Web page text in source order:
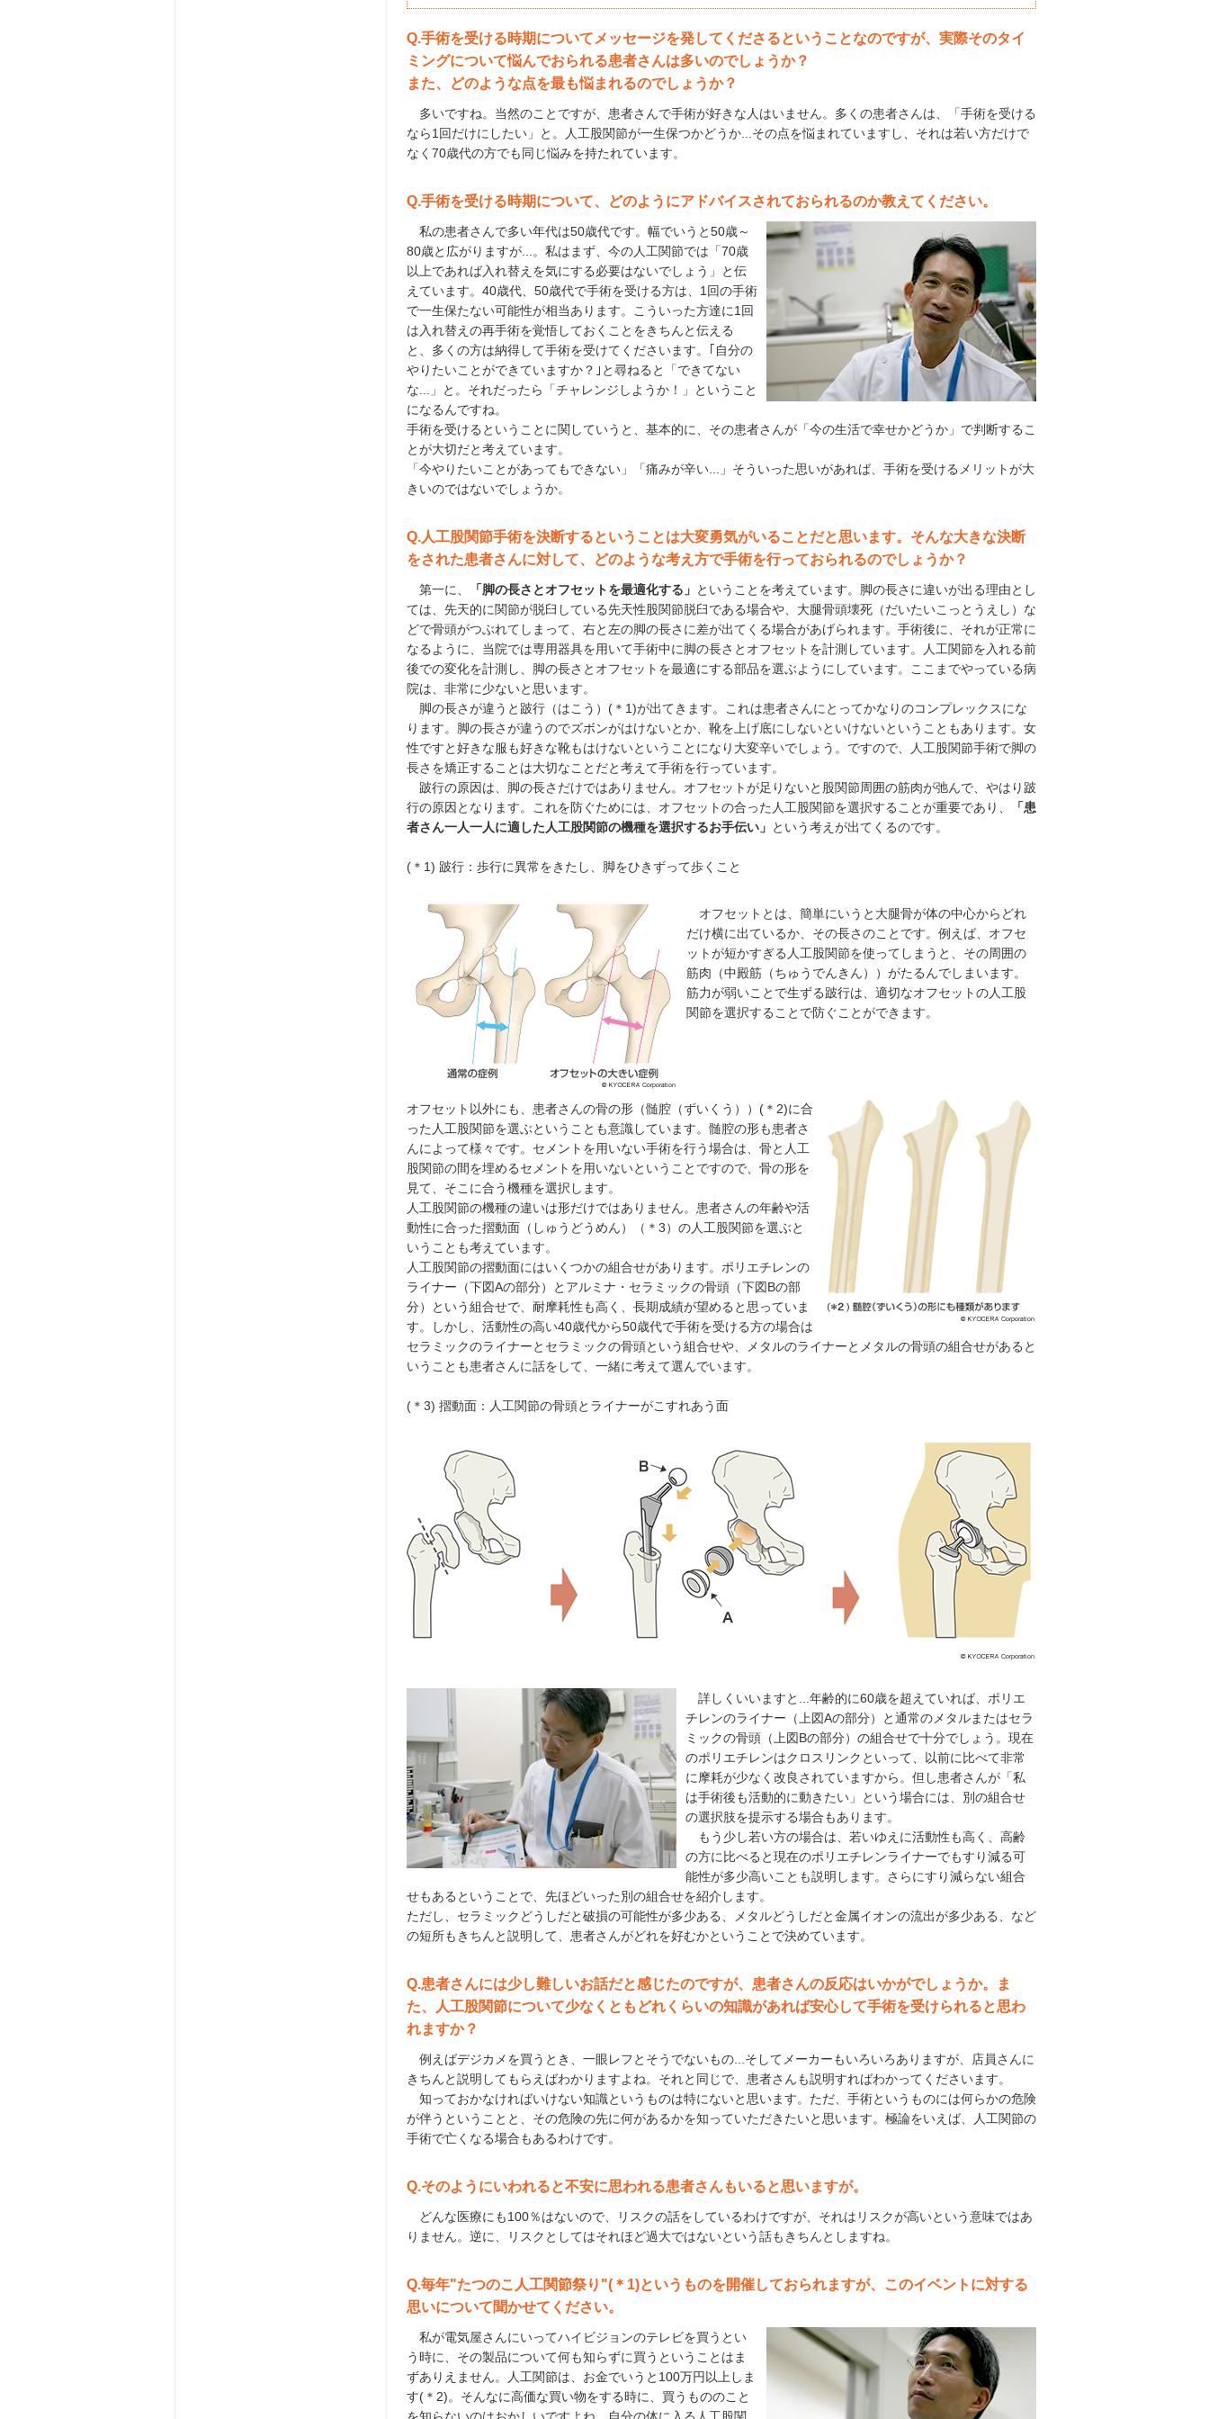
Q.手術を受ける時期についてメッセージを発してくださるということなのですが、実際そのタイ
ミングについて悩んでおられる患者さんは多いのでしょうか？
また、どのような点を最も悩まれるのでしょうか？
多いですね。当然のことですが、患者さんで手術が好きな人はいません。多くの患者さんは、「手術を受ける
なら1回だけにしたい」と。人工股関節が一生保つかどうか...その点を悩まれていますし、それは若い方だけで
なく70歳代の方でも同じ悩みを持たれています。
Q.手術を受ける時期について、どのようにアドバイスされておられるのか教えてください。
私の患者さんで多い年代は50歳代です。幅でいうと50歳～
80歳と広がりますが...。私はまず、今の人工関節では「70歳
以上であれば入れ替えを気にする必要はないでしょう」と伝
えています。40歳代、50歳代で手術を受ける方は、1回の手術
で一生保たない可能性が相当あります。こういった方達に1回
は入れ替えの再手術を覚悟しておくことをきちんと伝える
と、多くの方は納得して手術を受けてくださいます。｢自分の
やりたいことができていますか？｣と尋ねると「できてない
な...」と。それだったら「チャレンジしようか！」ということ
になるんですね。
手術を受けるということに関していうと、基本的に、その患者さんが「今の生活で幸せかどうか」で判断するこ
とが大切だと考えています。
「今やりたいことがあってもできない」「痛みが辛い...」そういった思いがあれば、手術を受けるメリットが大
きいのではないでしょうか。
Q.人工股関節手術を決断するということは大変勇気がいることだと思います。そんな大きな決断
をされた患者さんに対して、どのような考え方で手術を行っておられるのでしょうか？
第一に、 「脚の長さとオフセットを最適化する」 ということを考えています。脚の長さに違いが出る理由とし
ては、先天的に関節が脱臼している先天性股関節脱臼である場合や、大腿骨頭壊死（だいたいこっとうえし）な
どで骨頭がつぶれてしまって、右と左の脚の長さに差が出てくる場合があげられます。手術後に、それが正常に
なるように、当院では専用器具を用いて手術中に脚の長さとオフセットを計測しています。人工関節を入れる前
後での変化を計測し、脚の長さとオフセットを最適にする部品を選ぶようにしています。ここまでやっている病
院は、非常に少ないと思います。
脚の長さが違うと跛行（はこう）(＊1)が出てきます。これは患者さんにとってかなりのコンプレックスにな
ります。脚の長さが違うのでズボンがはけないとか、靴を上げ底にしないといけないということもあります。女
性ですと好きな服も好きな靴もはけないということになり大変辛いでしょう。ですので、人工股関節手術で脚の
長さを矯正することは大切なことだと考えて手術を行っています。
跛行の原因は、脚の長さだけではありません。オフセットが足りないと股関節周囲の筋肉が弛んで、やはり跛
行の原因となります。これを防ぐためには、オフセットの合った人工股関節を選択することが重要であり、
「患
者さん一人一人に適した人工股関節の機種を選択するお手伝い」 という考えが出てくるのです。
(＊1) 跛行：歩行に異常をきたし、脚をひきずって歩くこと
オフセットとは、簡単にいうと大腿骨が体の中心からどれ
だけ横に出ているか、その長さのことです。例えば、オフセ
ットが短かすぎる人工股関節を使ってしまうと、その周囲の
筋肉（中殿筋（ちゅうでんきん））がたるんでしまいます。
筋力が弱いことで生ずる跛行は、適切なオフセットの人工股
関節を選択することで防ぐことができます。
オフセット以外にも、患者さんの骨の形（髄腔（ずいくう））(＊2)に合
った人工股関節を選ぶということも意識しています。髄腔の形も患者さ
んによって様々です。セメントを用いない手術を行う場合は、骨と人工
股関節の間を埋めるセメントを用いないということですので、骨の形を
見て、そこに合う機種を選択します。
人工股関節の機種の違いは形だけではありません。患者さんの年齢や活
動性に合った摺動面（しゅうどうめん）（＊3）の人工股関節を選ぶと
いうことも考えています。
人工股関節の摺動面にはいくつかの組合せがあります。ポリエチレンの
ライナー（下図Aの部分）とアルミナ・セラミックの骨頭（下図Bの部
分）という組合せで、耐摩耗性も高く、長期成績が望めると思っていま
す。しかし、活動性の高い40歳代から50歳代で手術を受ける方の場合は
セラミックのライナーとセラミックの骨頭という組合せや、メタルのライナーとメタルの骨頭の組合せがあると
いうことも患者さんに話をして、一緒に考えて選んでいます。
(＊3) 摺動面：人工関節の骨頭とライナーがこすれあう面
詳しくいいますと...年齢的に60歳を超えていれば、ポリエ
チレンのライナー（上図Aの部分）と通常のメタルまたはセラ
ミックの骨頭（上図Bの部分）の組合せで十分でしょう。現在
のポリエチレンはクロスリンクといって、以前に比べて非常
に摩耗が少なく改良されていますから。但し患者さんが「私
は手術後も活動的に動きたい」という場合には、別の組合せ
の選択肢を提示する場合もあります。
もう少し若い方の場合は、若いゆえに活動性も高く、高齢
の方に比べると現在のポリエチレンライナーでもすり減る可
能性が多少高いことも説明します。さらにすり減らない組合
せもあるということで、先ほどいった別の組合せを紹介します。
ただし、セラミックどうしだと破損の可能性が多少ある、メタルどうしだと金属イオンの流出が多少ある、など
の短所もきちんと説明して、患者さんがどれを好むかということで決めています。
Q.患者さんには少し難しいお話だと感じたのですが、患者さんの反応はいかがでしょうか。ま
た、人工股関節について少なくともどれくらいの知識があれば安心して手術を受けられると思わ
れますか？
例えばデジカメを買うとき、一眼レフとそうでないもの...そしてメーカーもいろいろありますが、店員さんに
きちんと説明してもらえばわかりますよね。それと同じで、患者さんも説明すればわかってくださいます。
知っておかなければいけない知識というものは特にないと思います。ただ、手術というものには何らかの危険
が伴うということと、その危険の先に何があるかを知っていただきたいと思います。極論をいえば、人工関節の
手術で亡くなる場合もあるわけです。
Q.そのようにいわれると不安に思われる患者さんもいると思いますが。
どんな医療にも100％はないので、リスクの話をしているわけですが、それはリスクが高いという意味ではあ
りません。逆に、リスクとしてはそれほど過大ではないという話もきちんとしますね。
Q.毎年"たつのこ人工関節祭り"(＊1)というものを開催しておられますが、このイベントに対する
思いについて聞かせてください。
私が電気屋さんにいってハイビジョンのテレビを買うとい
う時に、その製品について何も知らずに買うということはま
ずありえません。人工関節は、お金でいうと100万円以上しま
す(＊2)。そんなに高価な買い物をする時に、買うもののこと